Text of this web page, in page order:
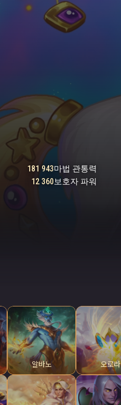
181 943마법 관통력
12 360보호자 파워
알바노 오로라